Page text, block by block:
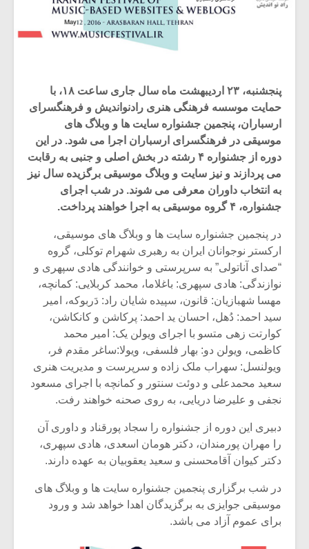
پنجشنبه، ۲۳ اردیبهشت ماه سال جاری ساعت ۱۸، با
حمایت موسسه فرهنگی هنری رادنواندیش و فرهنگسرای
ارسباران، پنجمین جشنواره سایت ها و وبلاگ های
موسیقی در فرهنگسرای ارسباران اجرا می شود. در این
دوره از جشنواره ۴ رشته در بخش اصلی و جنبی به رقابت
می پردازند و نیز سایت و وبلاگ موسیقی برگزیده سال نیز
به انتخاب داوران معرفی می شوند. در شب اجرای
جشنواره، ۴ گروه موسیقی به اجرا خواهند پرداخت.
در پنجمین جشنواره سایت ها و وبلاگ های موسیقی،
ارکستر نوجوانان ایران به رهبری شهرام توکلی، گروه
“صدای آناتولی” به سرپرستی و خوانندگی هادی سپهری و
نوازندگی: هادی سپهری: باغلاما، محمد کربلایی: کمانچه،
مهسا شهبازیان: قانون، سپیده شایان راد: دَربوکه، امیر
سید احمد: دُهل، احسان ید احمد: پرکاشن و کانکاشن،
کوارتت زهی متسو با اجرای ویولن یک: امیر محمد
کاظمی، ویولن دو: بهار فلسفی، ویولا:ساغر مقدم فر،
ویولنسل: سهراب ملک زاده و سرپرست و مدیریت هنری
سعید محمدعلی و دوئت سنتور و کمانچه با اجرای مسعود
نجفی و علیرضا دریایی، به روی صحنه خواهند رفت.
دبیری این دوره از جشنواره را سجاد پورقناد و داوری آن
را مهران پورمندان، دکتر هومان اسعدی، هادی سپهری،
دکتر کیوان آقامحسنی و سعید یعقوبیان به عهده دارند.
در شب برگزاری پنجمین جشنواره سایت ها و وبلاگ های
موسیقی جوایزی به برگزیدگان اهدا خواهد شد و ورود
برای عموم آزاد می باشد.
میکلوش روژا
یادداشتی بر موسیقی
متن فیلم «متری
شیش و نیم»
اگر نمی توانی
مشهورترین باشی،
بدنام ترین باش
برگزار